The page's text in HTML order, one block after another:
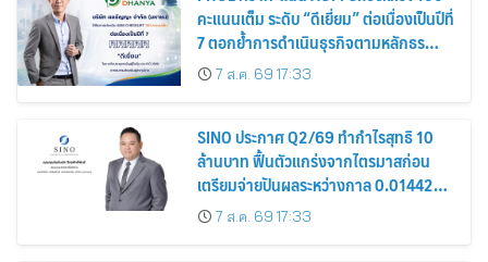
คะแนนเต็ม ระดับ “ดีเยี่ยม” ต่อเนื่องเป็นปีที่
7 ตอกย้ำการดำเนินธุรกิจตามหลักธร
รมาภิบาล โปร่งใส สร้างความเชื่อมั่นผู้ถือ
หุ้น
7 ส.ค. 69 17:33
SINO ประกาศ Q2/69 ทำกำไรสุทธิ 10
ล้านบาท ฟื้นตัวแกร่งจากไตรมาสก่อน
เตรียมจ่ายปันผลระหว่างกาล 0.014423
บาทต่อหุ้น ครึ่งปีหลังมุ่งเติบโตต่อเนื่อง
7 ส.ค. 69 17:33